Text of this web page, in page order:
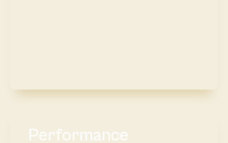
Performance